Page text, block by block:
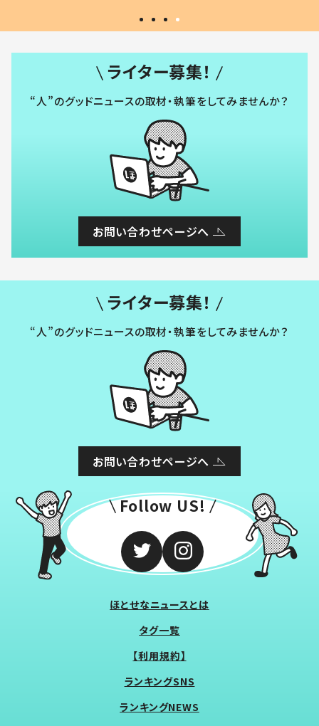
ライター募集！
“人”のグッドニュースの取材・執筆をしてみませんか？
お問い合わせページへ
ライター募集！
“人”のグッドニュースの取材・執筆をしてみませんか？
お問い合わせページへ
Follow US!
ほとせなニュースとは
タグ一覧
【利用規約】
ランキングSNS
ランキングNEWS